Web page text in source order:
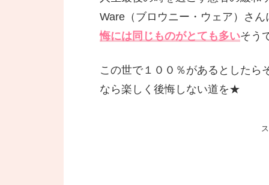
Ware（ブロウニー・ウェア）さん
悔には同じものがとても多いそう
この世で１００％があるとしたら
なら楽しく後悔しない道を★